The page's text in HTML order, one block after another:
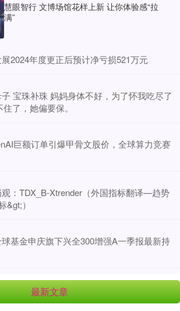
慧眼智行 文博场馆花样上新 让你体验感“拉
满”
2024年度更正后预计净亏损521万元
宝珠补珠 妈妈身体不好，为了怀我吃尽了
了，她偏要保。
巨额订单引爆甲骨文股价，全球算力竞赛
：TDX_B-Xtrender（外国指标翻译—趋势
&gt;）
基金申庆旗下兴全300增强A一季报最新持
最新文章